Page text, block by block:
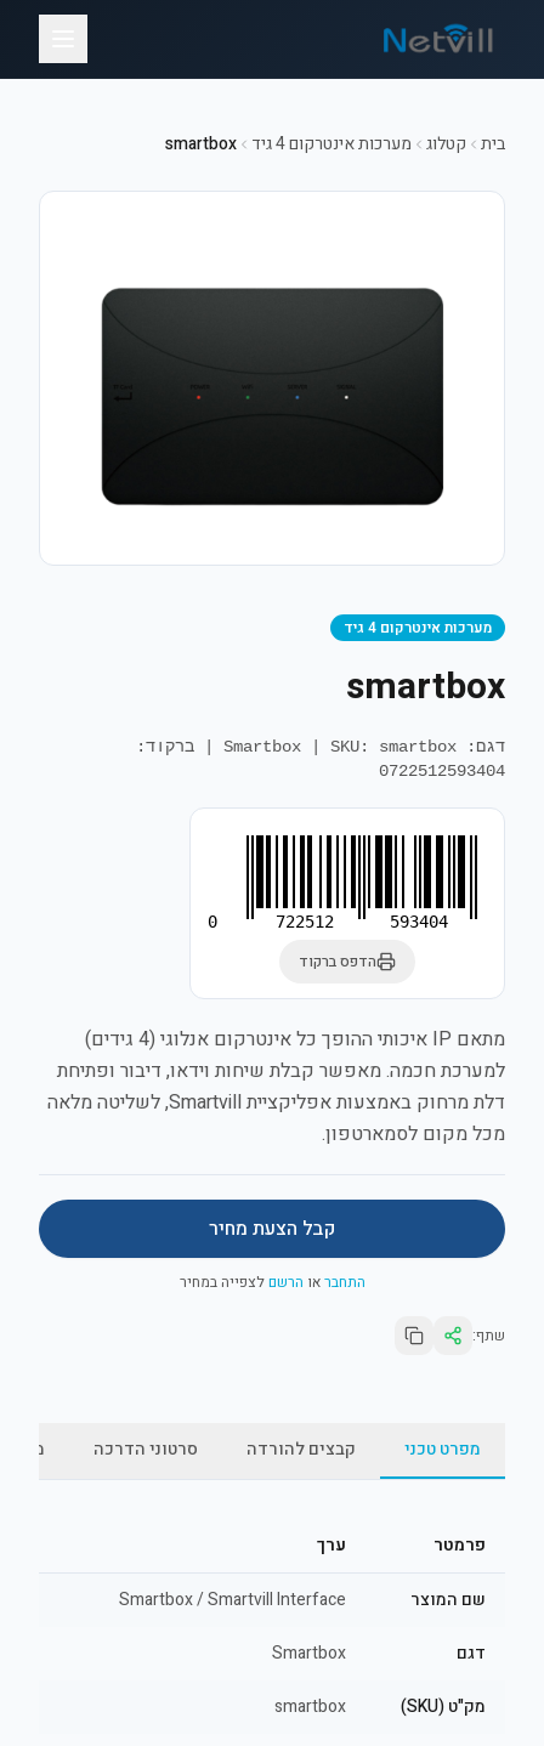
בית קטלוג מערכות אינטרקום 4 גיד smartbox
מערכות אינטרקום 4 גיד
smartbox
דגם: Smartbox SKU: smartbox
| ברקוד:
0722512593404
0 722512 593404
הדפס ברקוד
מתאם IP איכותי ההופך כל אינטרקום אנלוגי (4 גידים)
למערכת חכמה. מאפשר קבלת שיחות וידאו, דיבור ופתיחת
דלת מרחוק באמצעות אפליקציית Smartvill, לשליטה מלאה
מכל מקום לסמארטפון.
קבל הצעת מחיר
התחבראו הרשםלצפייה במחיר
שתף:
מפרט טכני קבצים להורדה סרטוני הדרכה
פרמטר ערך
שם המוצר Smartbox / Smartvill Interface
דגם Smartbox
מק"ט (SKU) smartbox